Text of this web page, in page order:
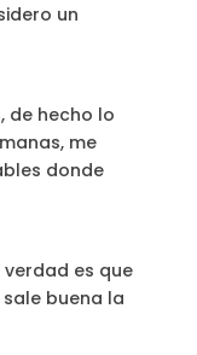
un
de hecho lo
me
donde
es que
buena la